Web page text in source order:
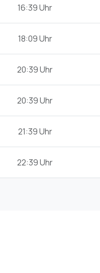
16:39 Uhr
18:09 Uhr
20:39 Uhr
20:39 Uhr
21:39 Uhr
22:39 Uhr